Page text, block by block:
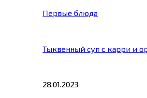
Первые блюда
Тыквенный суп с карри и
28.01.2023